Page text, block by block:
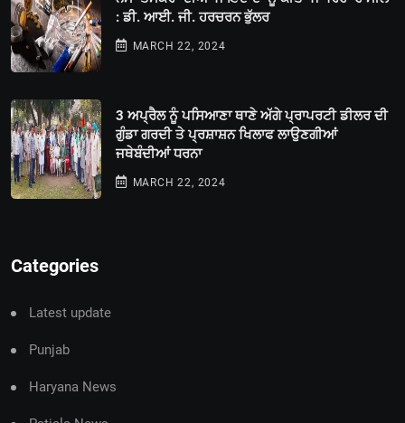
: ਡੀ. ਆਈ. ਜੀ. ਹਰਚਰਨ ਭੁੱਲਰ
MARCH 22, 2024
3 ਅਪ੍ਰੈਲ ਨੂੰ ਪਸਿਆਣਾ ਥਾਣੇ ਅੱਗੇ ਪ੍ਰਾਪਰਟੀ ਡੀਲਰ ਦੀ
ਗੁੰਡਾ ਗਰਦੀ ਤੇ ਪ੍ਰਸ਼ਾਸ਼ਨ ਖਿਲਾਫ ਲਾਉਣਗੀਆਂ
ਜਥੇਬੰਦੀਆਂ ਧਰਨਾ
MARCH 22, 2024
Categories
Latest update
Punjab
Haryana News